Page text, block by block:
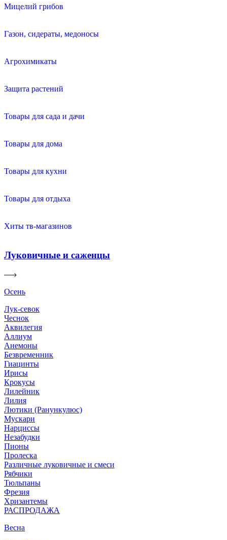
Мицелий грибов
Газон, сидераты, медоносы
Агрохимикаты
Защита растений
Товары для сада и дачи
Товары для дома
Товары для кухни
Товары для отдыха
Хиты тв-магазинов
Луковичные и саженцы
Осень
Лук-севок
Чеснок
Аквилегия
Аллиум
Анемоны
Безвременник
Гиацинты
Ирисы
Крокусы
Лилейник
Лилия
Лютики (Ранункулюс)
Мускари
Нарцисcы
Незабудки
Пионы
Пролеска
Различные луковичные и смеси
Рябчики
Тюльпаны
Фрезия
Хризантемы
РАСПРОДАЖА
Весна